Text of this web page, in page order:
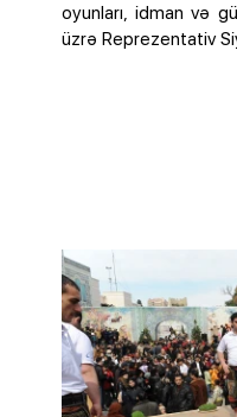
oyunları, idman və
üzrə Reprezentativ